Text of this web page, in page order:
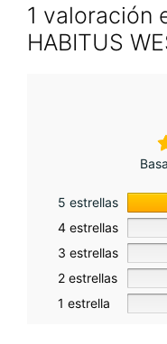
1 valoración
HABITUS
5 estrellas
4 estrellas
3 estrellas
2 estrellas
1 estrella